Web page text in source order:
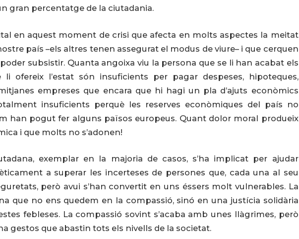
gran percentatge de la ciutadania.
en aquest moment de crisi que afecta en molts aspectes la meitat
país –els altres tenen assegurat el modus de viure– i que cerquen
subsistir. Quanta angoixa viu la persona que se li han acabat els
ofereix l’estat són insuficients per pagar despeses, hipoteques,
empreses que encara que hi hagi un pla d’ajuts econòmics
insuficients perquè les reserves econòmiques del país no
han pogut fer alguns països europeus. Quant dolor moral produeix
i que molts no s’adonen!
exemplar en la majoria de casos, s’ha implicat per ajudar
a superar les incerteses de persones que, cada una al seu
però avui s’han convertit en uns éssers molt vulnerables. La
que no ens quedem en la compassió, sinó en una justícia solidària
febleses. La compassió sovint s’acaba amb unes llàgrimes, però
gestos que abastin tots els nivells de la societat.